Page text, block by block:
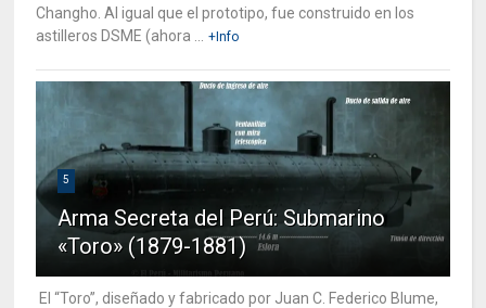
Changho. Al igual que el prototipo, fue construido en los
astilleros DSME (ahora ...
+Info
5
Arma Secreta del Perú: Submarino
«Toro» (1879-1881)
El “Toro”, diseñado y fabricado por Juan C. Federico Blume,